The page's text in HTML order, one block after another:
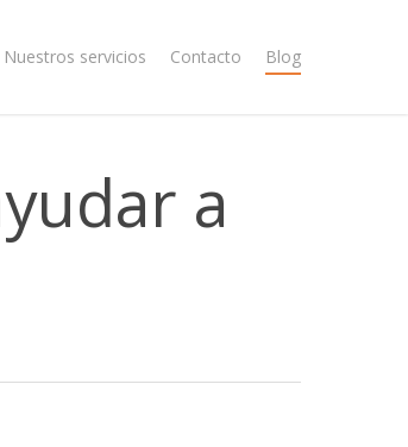
Nuestros servicios Contacto Blog
a